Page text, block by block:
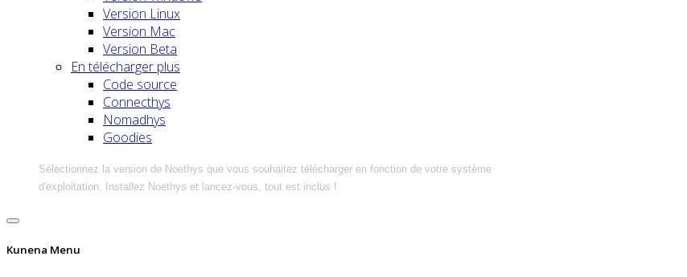
Version Linux
Version Mac
Version Beta
En télécharger plus
Code source
Connecthys
Nomadhys
Goodies
Sélectionnez la version de Noethys que vous souhaitez télécharger en fonction de votre système
d'exploitation. Installez Noethys et lancez-vous, tout est inclus !
Kunena Menu